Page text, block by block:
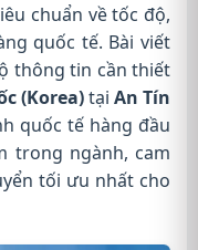
chuẩn về tốc độ,
quốc tế. Bài viết
thông tin cần thiết
(Korea)tại An Tín
quốc tế hàng đầu
trong ngành, cam
tối ưu nhất cho